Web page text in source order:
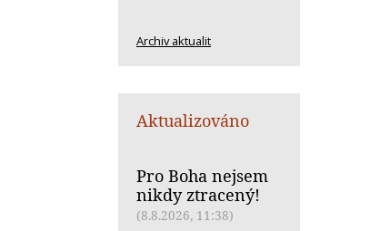
Archiv aktualit
Aktualizováno
Pro Boha nejsem
nikdy ztracený!
(8.8.2026, 11:38)